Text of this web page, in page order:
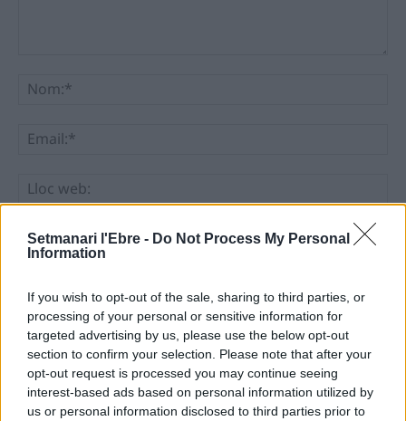
Setmanari l'Ebre - Do Not Process My Personal
Information
If you wish to opt-out of the sale, sharing to third parties, or
processing of your personal or sensitive information for
targeted advertising by us, please use the below opt-out
section to confirm your selection. Please note that after your
opt-out request is processed you may continue seeing
interest-based ads based on personal information utilized by
us or personal information disclosed to third parties prior to
Deseu el meu nom, el correu electrònic i el lloc web en
aquest navegador per a la propera vegada que comenti.
ÚLTIMES NOTÍCIES